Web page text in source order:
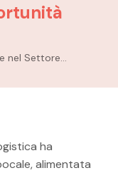
nel Settore…
ha
alimentata